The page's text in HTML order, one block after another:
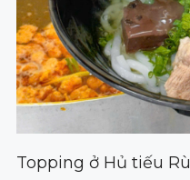
Topping ở Hủ tiếu